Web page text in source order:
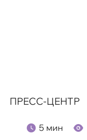
ПРЕСС-ЦЕНТР
5 мин